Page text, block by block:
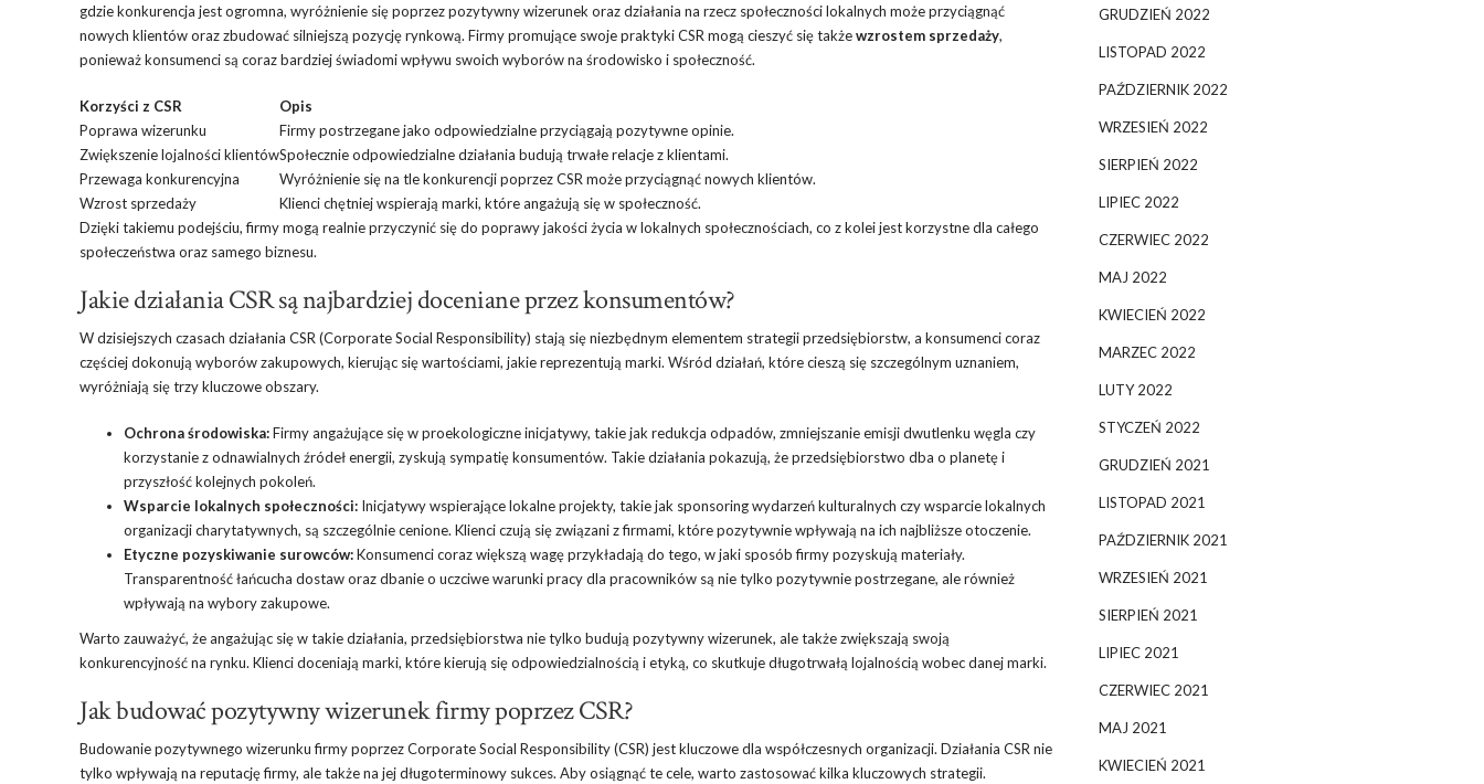
gdzie konkurencja jest ogromna, wyróżnienie się poprzez pozytywny wizerunek oraz działania na rzecz społeczności lokalnych może przyciągnąć
nowych klientów oraz zbudować silniejszą pozycję rynkową. Firmy promujące swoje praktyki CSR mogą cieszyć się takżewzrostem sprzedaży,
ponieważ konsumenci są coraz bardziej świadomi wpływu swoich wyborów na środowisko i społeczność.
Korzyści z CSR
Opis
Poprawa wizerunku
Firmy postrzegane jako odpowiedzialne przyciągają pozytywne opinie.
Zwiększenie lojalności klientówSpołecznie odpowiedzialne działania budują trwałe relacje z klientami.
Przewaga konkurencyjna
Wyróżnienie się na tle konkurencji poprzez CSR może przyciągnąć nowych klientów.
Wzrost sprzedaży
Klienci chętniej wspierają marki, które angażują się w społeczność.
Dzięki takiemu podejściu, firmy mogą realnie przyczynić się do poprawy jakości życia w lokalnych społecznościach, co z kolei jest korzystne dla całego
społeczeństwa oraz samego biznesu.
Jakie działania CSR są najbardziej doceniane przez konsumentów?
W dzisiejszych czasach działania CSR (Corporate Social Responsibility) stają się niezbędnym elementem strategii przedsiębiorstw, a konsumenci coraz
częściej dokonują wyborów zakupowych, kierując się wartościami, jakie reprezentują marki. Wśród działań, które cieszą się szczególnym uznaniem,
wyróżniają się trzy kluczowe obszary.
Ochrona środowiska:Firmy angażujące się w proekologiczne inicjatywy, takie jak redukcja odpadów, zmniejszanie emisji dwutlenku węgla czy
korzystanie z odnawialnych źródeł energii, zyskują sympatię konsumentów. Takie działania pokazują, że przedsiębiorstwo dba o planetę i
przyszłość kolejnych pokoleń.
Wsparcie lokalnych społeczności: Inicjatywy wspierające lokalne projekty, takie jak sponsoring wydarzeń kulturalnych czy wsparcie lokalnych
organizacji charytatywnych, są szczególnie cenione. Klienci czują się związani z firmami, które pozytywnie wpływają na ich najbliższe otoczenie.
Etyczne pozyskiwanie surowców:Konsumenci coraz większą wagę przykładają do tego, w jaki sposób firmy pozyskują materiały.
Transparentność łańcucha dostaw oraz dbanie o uczciwe warunki pracy dla pracowników są nie tylko pozytywnie postrzegane, ale również
wpływają na wybory zakupowe.
Warto zauważyć, że angażując się w takie działania, przedsiębiorstwa nie tylko budują pozytywny wizerunek, ale także zwiększają swoją
konkurencyjność na rynku. Klienci doceniają marki, które kierują się odpowiedzialnością i etyką, co skutkuje długotrwałą lojalnością wobec danej marki.
Jak budować pozytywny wizerunek firmy poprzez CSR?
Budowanie pozytywnego wizerunku firmy poprzez Corporate Social Responsibility (CSR) jest kluczowe dla współczesnych organizacji. Działania CSR nie
tylko wpływają na reputację firmy, ale także na jej długoterminowy sukces. Aby osiągnąć te cele, warto zastosować kilka kluczowych strategii.
GRUDZIEŃ 2022
LISTOPAD 2022
PAŹDZIERNIK 2022
WRZESIEŃ 2022
SIERPIEŃ 2022
LIPIEC 2022
CZERWIEC 2022
MAJ 2022
KWIECIEŃ 2022
MARZEC 2022
LUTY 2022
STYCZEŃ 2022
GRUDZIEŃ 2021
LISTOPAD 2021
PAŹDZIERNIK 2021
WRZESIEŃ 2021
SIERPIEŃ 2021
LIPIEC 2021
CZERWIEC 2021
MAJ 2021
KWIECIEŃ 2021